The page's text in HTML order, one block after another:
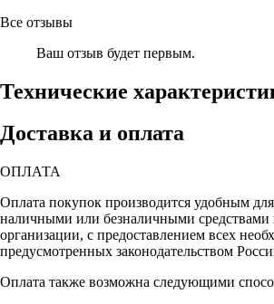
Все отзывы
Ваш отзыв будет первым.
Технические
Доставка и оплата
ОПЛАТА
Оплата покупок производится удобным
наличными или безналичными средствами
организации, с предоставлением всех
предусмотренных законодательством
Оплата также возможна следующими